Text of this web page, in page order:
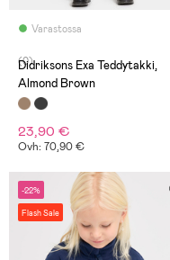
Varastossa
(0)
Didriksons Exa Teddytakki,
Almond Brown
23,90 €
Ovh: 70,90 €
-22%
Flash Sale